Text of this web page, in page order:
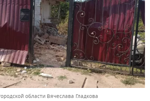
области Вячеслава Гладкова